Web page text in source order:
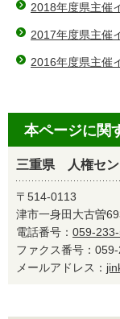
2018年度県主催
2017年度県主催
2016年度県主催
本ページに関
三重県 人権セ
〒514-0113
津市一身田大古曽
電話番号： 059-233-
ファクス番号：
メールアドレス：